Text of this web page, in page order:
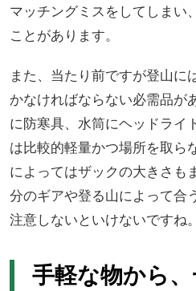
マッチングミスをしてしまい
ことがあります。
また、当たり前ですが登山に
かなければならない必需品が
に防寒具、水筒にヘッドライ
は比較的軽量かつ場所を取ら
によってはザックの大きさも
分のギアや登る山によって合
注意しないといけないですね。
手軽な物から